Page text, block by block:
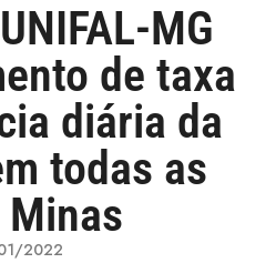
MG
de taxa
diária da
todas as
2022